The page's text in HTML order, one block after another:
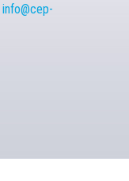
info@cep-